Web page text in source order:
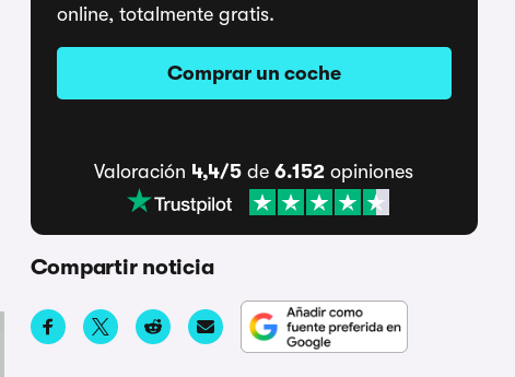
online, totalmente gratis.
Comprar un coche
Valoración 4,4/5 de6.152 opiniones
Compartir noticia